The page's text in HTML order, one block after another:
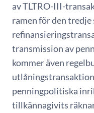
av TLTRO-III-
ramen för den
transmission av
kommer även
penningpolitiska
tillkännagivits